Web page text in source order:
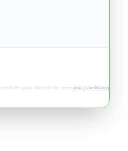
ga je akkoord met onze privacyverklaring.